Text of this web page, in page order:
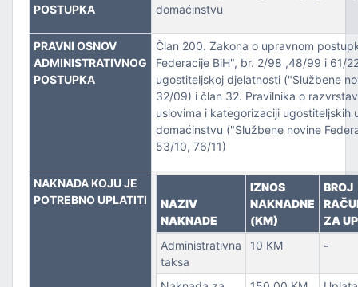
I SAOBRAĆAJ
IZBJEGLICE I RASELJENA LICA
POSTUPKA
domaćinstvu
PRAVNI OSNOV
ADMINISTRATIVNOG
POSTUPKA
Član 200. Zakona o upravnom
Federacije BiH", br. 2/98 ,48/99 i 61/
ugostiteljskoj djelatnosti ("Službene
32/09) i član 32. Pravilnika o
uslovima i kategorizaciji ugostiteljskih
domaćinstvu ("Službene novine
53/10, 76/11)
NAKNADA KOJU JE
POTREBNO UPLATITI
NAZIV
NAKNADE
IZNOS
NAKNADNE
(KM)
BROJ
ZA
Administrativna
taksa
10 KM -